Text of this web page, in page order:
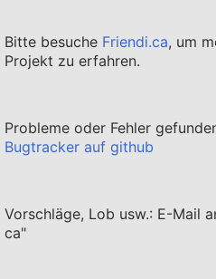
Bitte besuche Friendi.ca, um
Projekt zu erfahren.
Probleme oder Fehler
Bugtracker auf github
Vorschläge, Lob usw.: E-Mail
ca"